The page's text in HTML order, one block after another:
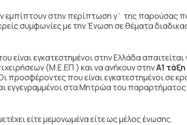
εμπίπτουν στην περίπτωση γ΄ της παρούσας
συμφωνίες με την Ένωση σε θέματα
είναι εγκατεστημένοι στην Ελλάδα απαιτείται
(Μ.Ε.ΕΠ.) και να ανήκουν στηνΑ1 τάξη
προσφέροντες που είναι εγκατεστημένοι σε
εγγεγραμμένοι στα Μητρώα του
είτε μεμονωμένα είτε ως μέλος ένωσης.